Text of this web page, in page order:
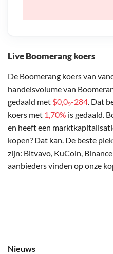
Live Boomerang koers
De Boomerang koers van
handelsvolume van
gedaald met $0,0₉-284. Dat
koers met 1,70% is gedaald.
en heeft een
kopen? Dat kan. De beste
zijn: Bitvavo, KuCoin,
aanbieders vinden op onze
Nieuws